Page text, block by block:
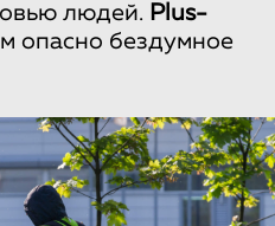
людей. Plus-
опасно бездумное